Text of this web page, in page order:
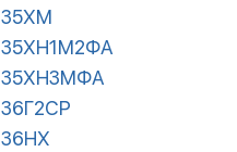
35ХМ
35ХН1М2ФА
35ХН3МФА
36Г2СР
36НХ